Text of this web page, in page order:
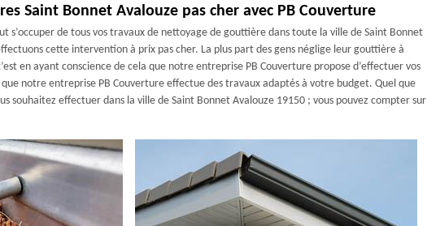
Saint Bonnet Avalouze pas cher avec PB Couverture
s’occuper de tous vos travaux de nettoyage de gouttière dans toute la ville de Saint Bonnet
cette intervention à prix pas cher. La plus part des gens néglige leur gouttière à
en ayant conscience de cela que notre entreprise PB Couverture propose d’effectuer vos
notre entreprise PB Couverture effectue des travaux adaptés à votre budget. Quel que
souhaitez effectuer dans la ville de Saint Bonnet Avalouze 19150 ; vous pouvez compter sur